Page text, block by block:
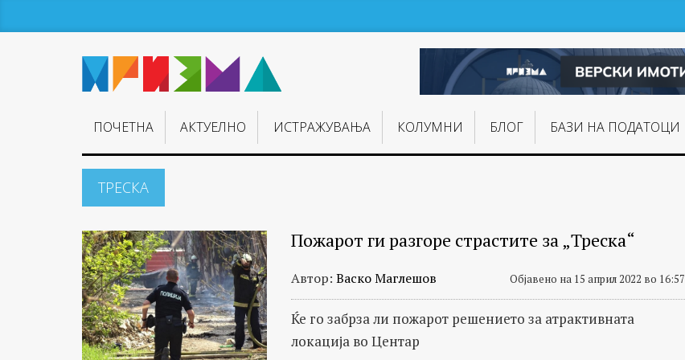
ПОЧЕТНА АКТУЕЛНО ИСТРАЖУВАЊA КОЛУМНИ БЛОГ БАЗИ НА ПОДАТОЦИ
ТРЕСКА
Пожарот ги разгоре страстите за „Треска“
Автор: Васко Маглешов Објавено на 15 април 2022 во 16:57
Ќе го забрза ли пожарот решението за атрактивната
локација во Центар